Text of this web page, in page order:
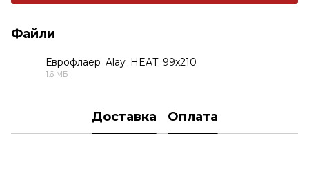
Файли
Еврофлаер_Alay_HEAT_99x210
1.6 МБ
Доставка Оплата